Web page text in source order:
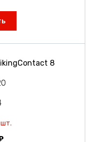
8
шт.